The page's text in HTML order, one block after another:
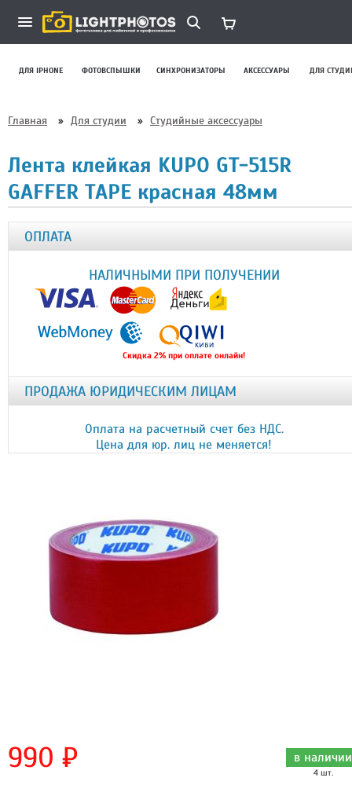
ДЛЯ IPHONE ФОТОВСПЫШКИ СИНХРОНИЗАТОРЫ АКСЕССУАРЫ ДЛЯ
Главная » Для студии » Студийные аксессуары
Лента клейкая KUPO GT-515R
GAFFER TAPE красная 48мм
ОПЛАТА
НАЛИЧНЫМИ ПРИ ПОЛУЧЕНИИ
Скидка 2% при оплате онлайн!
ПРОДАЖА ЮРИДИЧЕСКИМ ЛИЦАМ
Оплата на расчетный счет без НДС.
Цена для юр. лиц не меняется!
990 ₽ в наличии
4 шт.